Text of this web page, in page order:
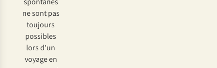
ne sont pas
toujours
possibles
lors d’un
voyage en